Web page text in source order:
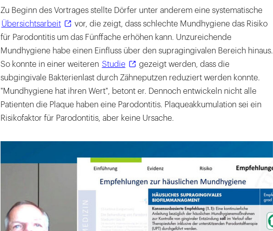
Zu Beginn des Vortrages stellte Dörfer unter anderem eine systematische
Übersichtsarbeit
vor, die zeigt, dass schlechte Mundhygiene das Risiko
für Parodontitis um das Fünffache erhöhen kann. Unzureichende
Mundhygiene habe einen Einfluss über den supragingivalen Bereich hinaus.
So konnte in einer weiteren Studie
gezeigt werden, dass die
subgingivale Bakterienlast durch Zähneputzen reduziert werden konnte.
"Mundhygiene hat ihren Wert", betont er. Dennoch entwickeln nicht alle
Patienten die Plaque haben eine Parodontitis. Plaqueakkumulation sei ein
Risikofaktor für Parodontitis, aber keine Ursache.